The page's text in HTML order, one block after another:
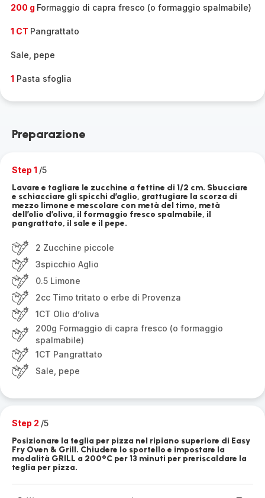
200 g Formaggio di capra fresco (o formaggio spalmabile)
1 CT Pangrattato
Sale, pepe
1 Pasta sfoglia
Preparazione
Step 1 /5
Lavare e tagliare le zucchine a fettine di 1/2 cm. Sbucciare
e schiacciare gli spicchi d’aglio, grattugiare la scorza di
mezzo limone e mescolare con metà del timo, metà
dell’olio d’oliva, il formaggio fresco spalmabile, il
pangrattato, il sale e il pepe.
2 Zucchine piccole
3spicchio Aglio
0.5 Limone
2cc Timo tritato o erbe di Provenza
1CT Olio d’oliva
200g Formaggio di capra fresco (o formaggio
spalmabile)
1CT Pangrattato
Sale, pepe
Step 2 /5
Posizionare la teglia per pizza nel ripiano superiore di Easy
Fry Oven & Grill. Chiudere lo sportello e impostare la
modalità GRILL a 200°C per 13 minuti per preriscaldare la
teglia per pizza.